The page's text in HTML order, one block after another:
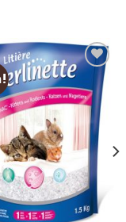
Add
to
wishlist